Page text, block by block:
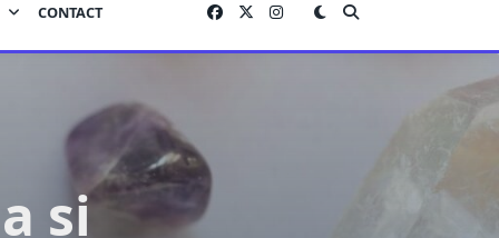
CONTACT
și